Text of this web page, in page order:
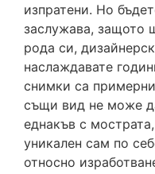
изпратени. Но
заслужава, защото
рода си,
наслаждавате
снимки са
същи вид не може
еднакъв с
уникален сам по
относно